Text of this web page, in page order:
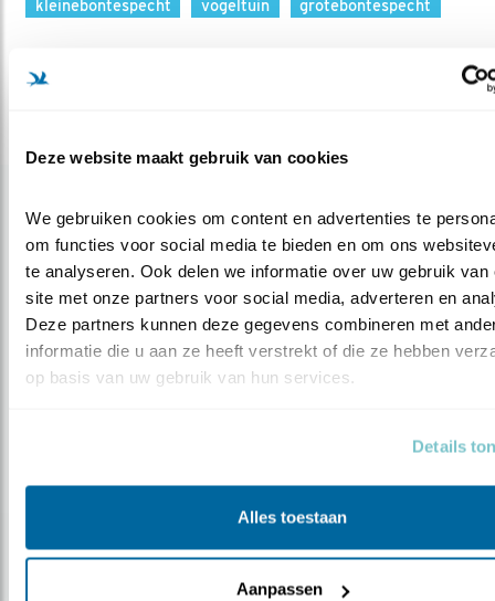
Deze website maakt gebruik van cookies
We gebruiken cookies om content en advertenties te
om functies voor social media te bieden en om ons
te analyseren. Ook delen we informatie over uw gebruik van
site met onze partners voor social media, adverteren en
Deze partners kunnen deze gegevens combineren met
informatie die u aan ze heeft verstrekt of die ze hebben
op basis van uw gebruik van hun services.
Details
Alles toestaan
Aanpassen
kleinebontespecht vogeltuin grotebontespecht
Deel dit bericht
Gerelateerde items
Doe 3 dingen voor groenlingen